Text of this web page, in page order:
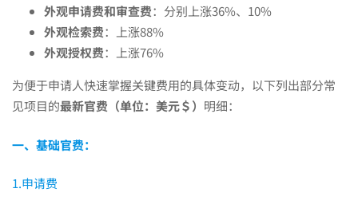
大
调
整！
一
外观申请费和审查费：分别上涨36%、10%
外观检索费：上涨88%
外观授权费：上涨76%
为便于申请人快速掌握关键费用的具体变动，以下列出部分常
见项目的最新官费（单位：美元＄） 明细：
一、基础官费：
1.申请费